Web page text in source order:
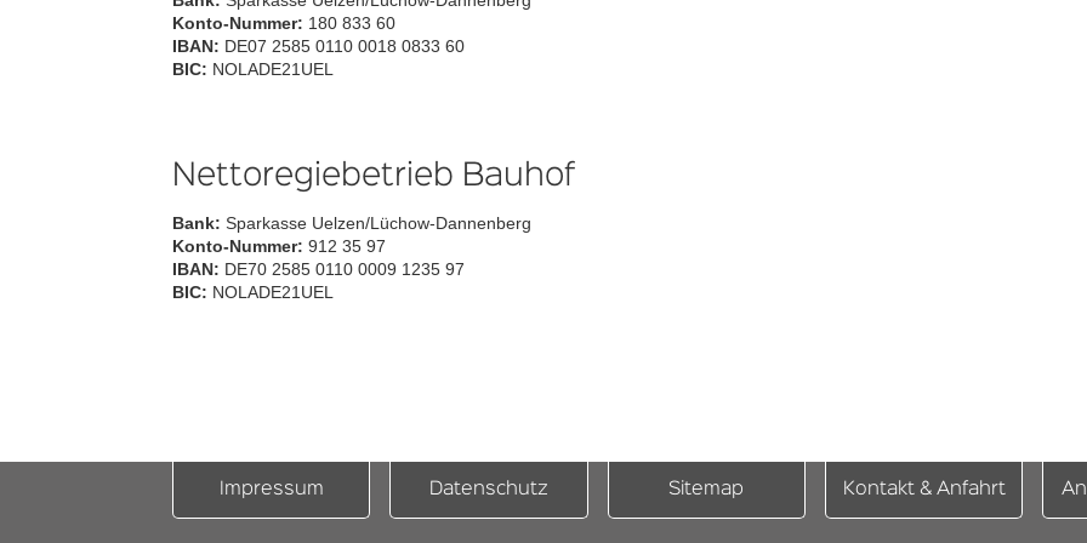
Konto-Nummer: 180 833 60
IBAN: DE07 2585 0110 0018 0833 60
BIC: NOLADE21UEL
Nettoregiebetrieb Bauhof
Bank: Sparkasse Uelzen/Lüchow-Dannenberg
Konto-Nummer: 912 35 97
IBAN: DE70 2585 0110 0009 1235 97
BIC: NOLADE21UEL
Impressum Datenschutz Sitemap Kontakt & Anfahrt